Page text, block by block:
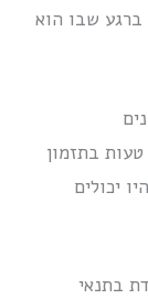
ברגע שבו הוא
בתזמון
יכולים
בתנאי